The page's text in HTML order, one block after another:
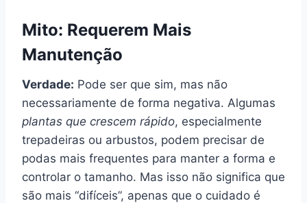
Mito: Requerem Mais
Manutenção
Verdade: Pode ser que sim, mas não
necessariamente de forma negativa. Algumas
plantas que crescem rápido, especialmente
trepadeiras ou arbustos, podem precisar de
podas mais frequentes para manter a forma e
controlar o tamanho. Mas isso não significa que
são mais “difíceis”, apenas que o cuidado é